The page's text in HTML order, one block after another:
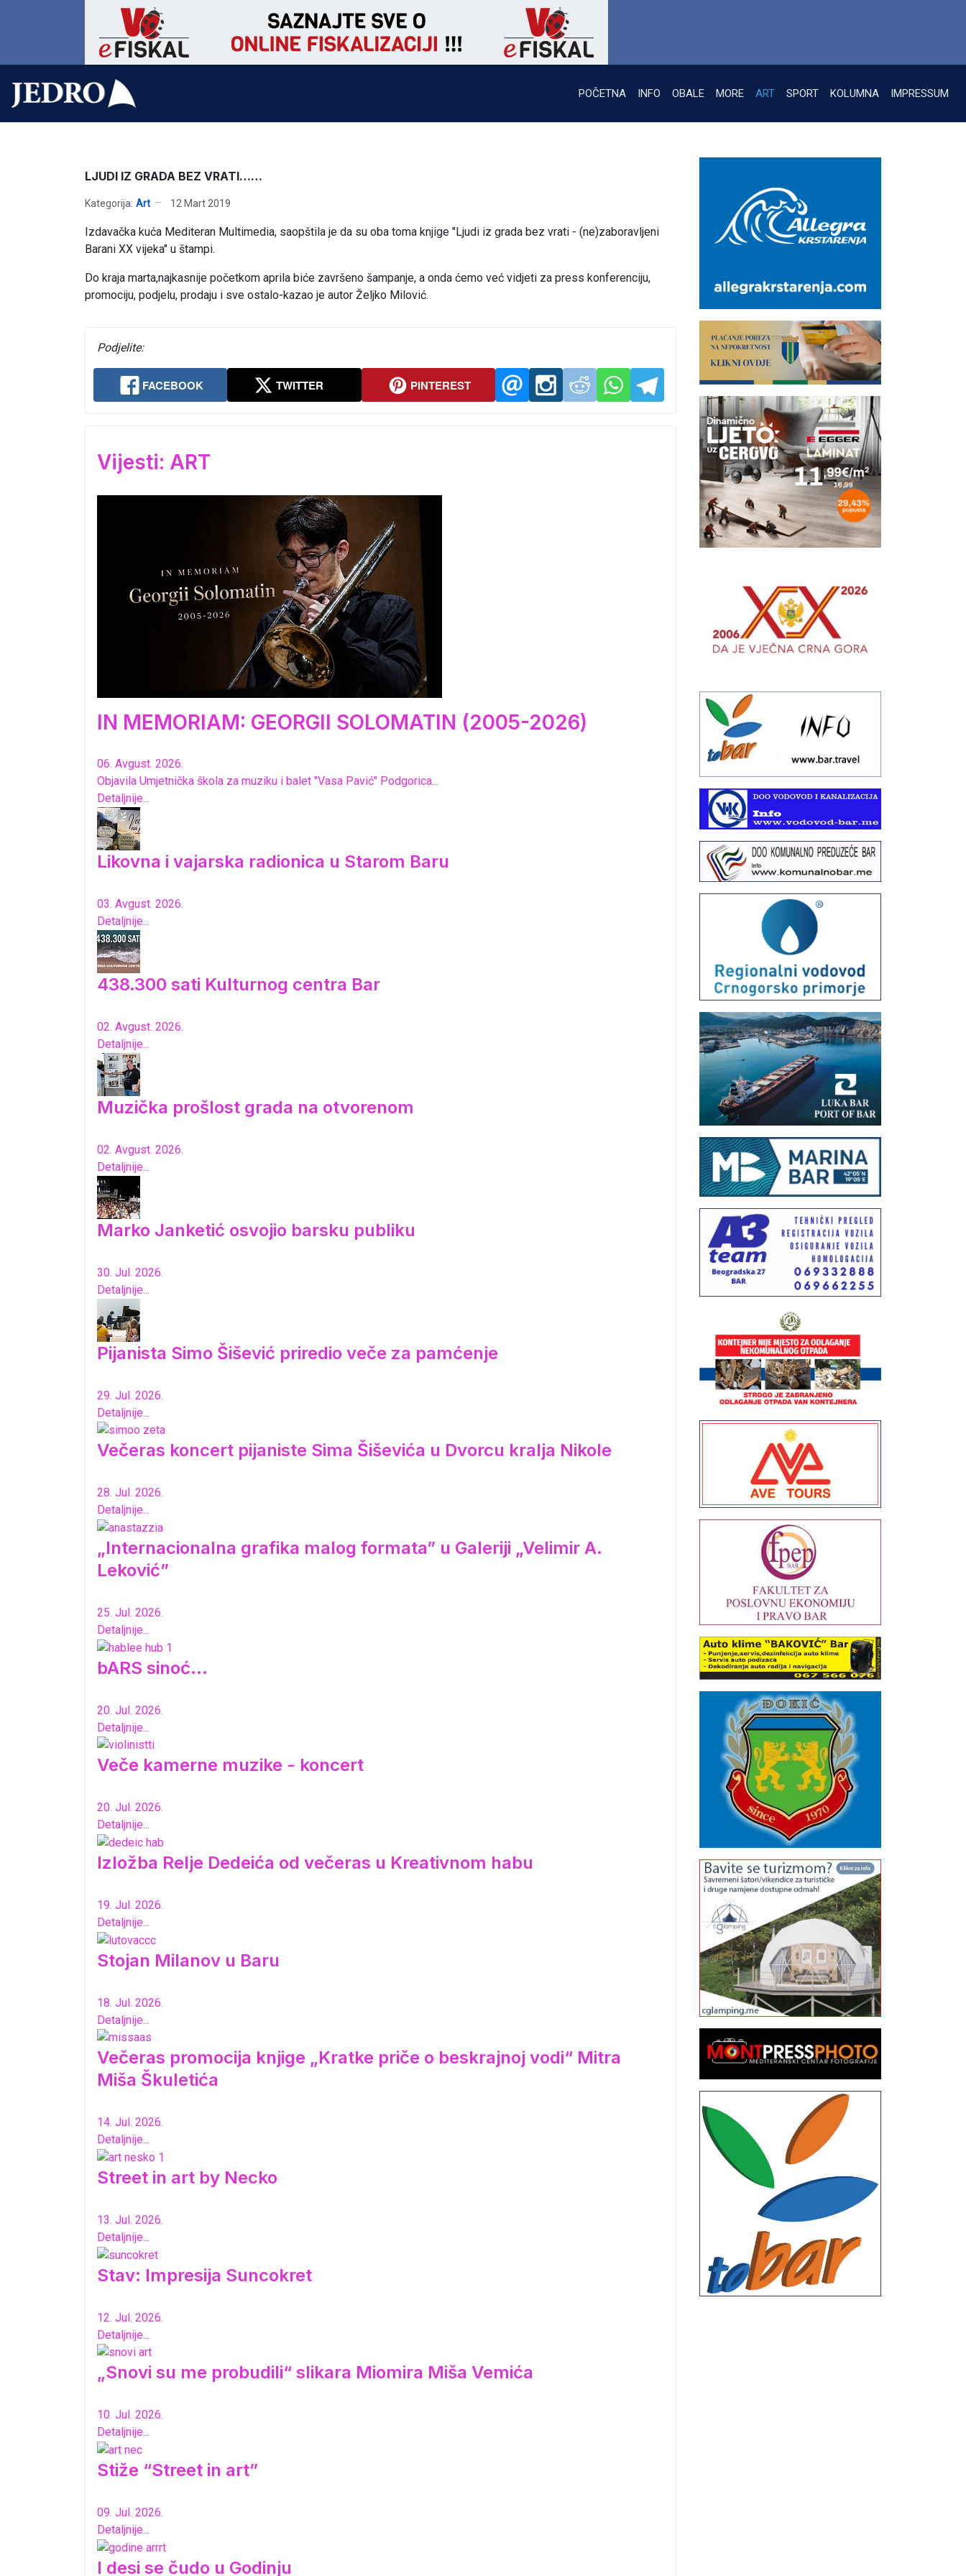
POČETNA INFO OBALE MORE ART SPORT KOLUMNA IMPRESSUM
LJUDI IZ GRADA BEZ VRATI……
Kategorija: Art 12 Mart 2019
Izdavačka kuća Mediteran Multimedia, saopštila je da su oba toma knjige "Ljudi iz grada bez vrati - (ne)zaboravljeni
Barani XX vijeka" u štampi.
Do kraja marta,najkasnije početkom aprila biće završeno šampanje, a onda ćemo već vidjeti za press konferenciju,
promociju, podjelu, prodaju i sve ostalo-kazao je autor Željko Milović.
Podjelite:
FACEBOOK TWITTER PINTEREST
Vijesti: ART
IN MEMORIAM: GEORGII SOLOMATIN (2005-2026)
06. Avgust. 2026.
Objavila Umjetnička škola za muziku i balet "Vasa Pavić" Podgorica...
Detaljnije...
Likovna i vajarska radionica u Starom Baru
03. Avgust. 2026.
Detaljnije...
438.300 sati Kulturnog centra Bar
02. Avgust. 2026.
Detaljnije...
Muzička prošlost grada na otvorenom
02. Avgust. 2026.
Detaljnije...
Marko Janketić osvojio barsku publiku
30. Jul. 2026.
Detaljnije...
Pijanista Simo Šišević priredio veče za pamćenje
29. Jul. 2026.
Detaljnije...
Večeras koncert pijaniste Sima Šiševića u Dvorcu kralja Nikole
28. Jul. 2026.
Detaljnije...
„Internacionalna grafika malog formata” u Galeriji „Velimir A.
Leković”
25. Jul. 2026.
Detaljnije...
bARS sinoć...
20. Jul. 2026.
Detaljnije...
Veče kamerne muzike - koncert
20. Jul. 2026.
Detaljnije...
Izložba Relje Dedeića od večeras u Kreativnom habu
19. Jul. 2026.
Detaljnije...
Stojan Milanov u Baru
18. Jul. 2026.
Detaljnije...
Večeras promocija knjige „Kratke priče o beskrajnoj vodi“ Mitra
Miša Škuletića
14. Jul. 2026.
Detaljnije...
Street in art by Necko
13. Jul. 2026.
Detaljnije...
Stav: Impresija Suncokret
12. Jul. 2026.
Detaljnije...
„Snovi su me probudili“ slikara Miomira Miša Vemića
10. Jul. 2026.
Detaljnije...
Stiže “Street in art”
09. Jul. 2026.
Detaljnije...
I desi se čudo u Godinju